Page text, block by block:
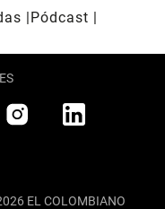
Pódcast
EL COLOMBIANO